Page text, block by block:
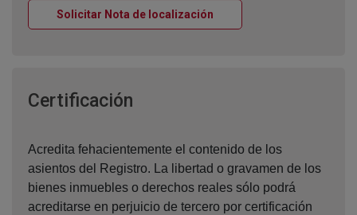
Solicitar Nota de localización
Certificación
Acredita fehacientemente el contenido de los
asientos del Registro. La libertad o gravamen de los
bienes inmuebles o derechos reales sólo podrá
acreditarse en perjuicio de tercero por certificación